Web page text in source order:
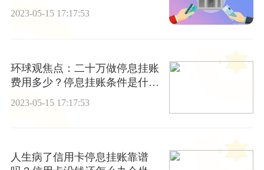
2023-05-15 17:17:53
环球观焦点：二十万做停息挂账
费用多少？停息挂账条件是什
2023-05-15 17:17:53
人生病了信用卡停息挂账靠谱